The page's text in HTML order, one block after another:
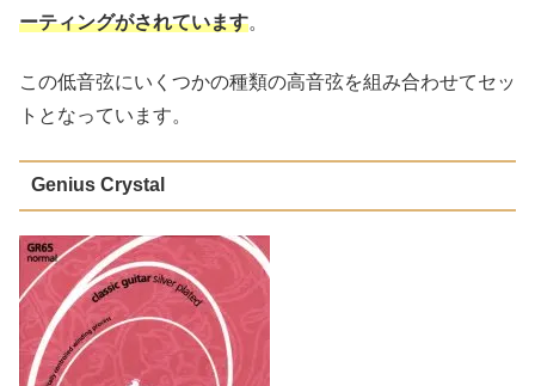
ーティングがされています。
この低音弦にいくつかの種類の高音弦を組み合わせてセッ
トとなっています。
Genius Crystal